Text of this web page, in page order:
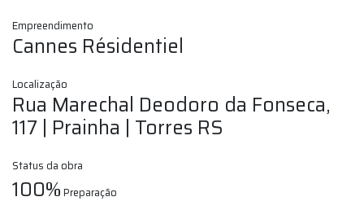
Empreendimento
Cannes Résidentiel
Localização
Rua Marechal Deodoro da Fonseca,
117 | Prainha | Torres RS
Status da obra
100%Preparação